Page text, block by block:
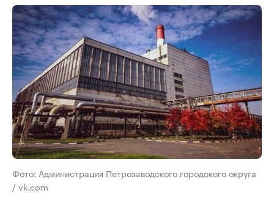
Фото: Администрация Петрозаводского городского округа
/ vk.com